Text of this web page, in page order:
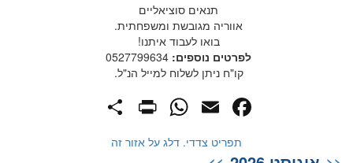
תנאים סוציאליים
אווריה מגובשת ומשפחתית.
בואו לעבוד איתנו!
לפרטים נוספים:0527799634
קו"ח ניתן לשלוח למייל הנ"ל.
Facebook
Email
WhatsApp
תפריט צדדי. דלג על אזור זה